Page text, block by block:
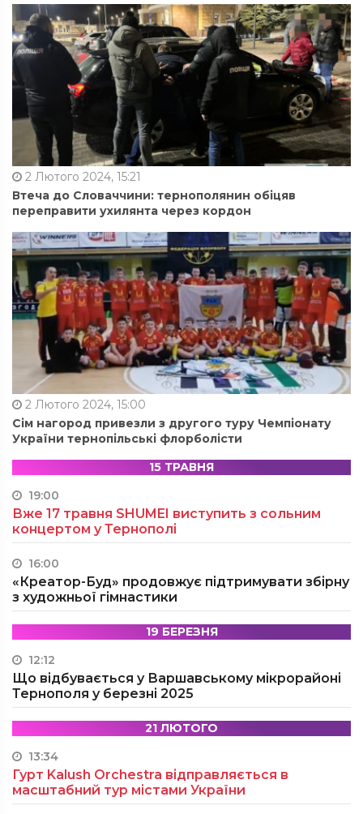
2 Лютого 2024, 15:21
Втеча до Словаччини: тернополянин обіцяв
переправити ухилянта через кордон
2 Лютого 2024, 15:00
Сім нагород привезли з другого туру Чемпіонату
України тернопільські флорболісти
15 ТРАВНЯ
19:00
Вже 17 травня SHUMEI виступить з сольним
концертом у Тернополі
16:00
«Креатор-Буд» продовжує підтримувати збірну
з художньої гімнастики
19 БЕРЕЗНЯ
12:12
Що відбувається у Варшавському мікрорайоні
Тернополя у березні 2025
21 ЛЮТОГО
13:34
Гурт Kalush Orchestra відправляється в
масштабний тур містами України